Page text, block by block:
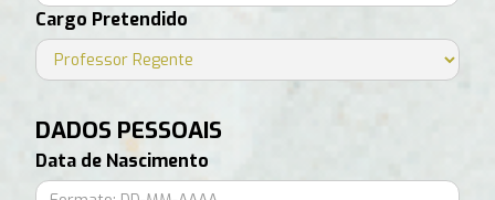
Cargo Pretendido
DADOS PESSOAIS
Data de Nascimento